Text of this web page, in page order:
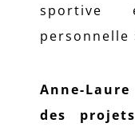
sportive
personnelle
Anne-
des